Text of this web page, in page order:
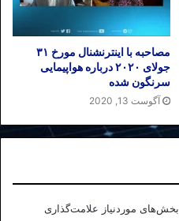
مصاحبه با اینترنشنال مورخ ۳۱
جولای ۲۰۲۰ درباره هواپیمایی
سرنگون شده
آگوست 13, 2020
بخش‌های موردنیاز علامت‌گذاری